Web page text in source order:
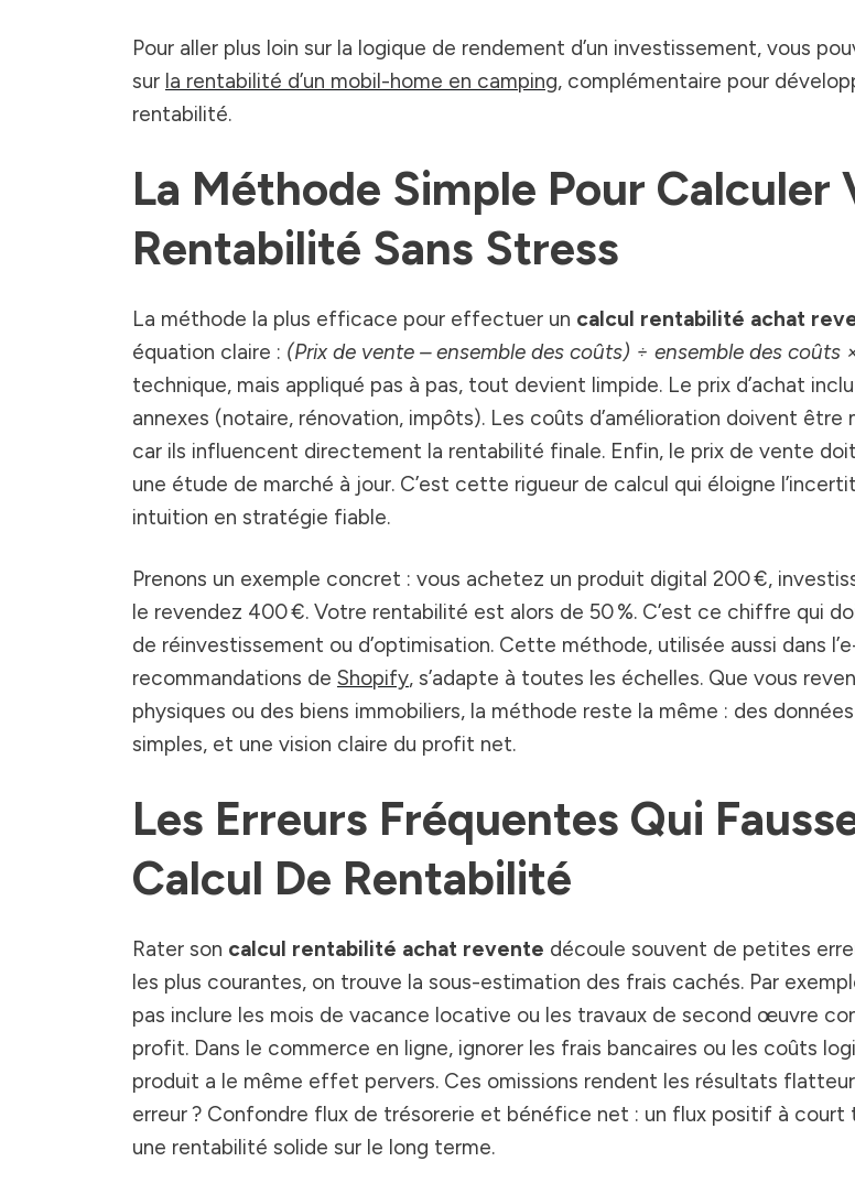
Pour aller plus loin sur la logique de rendement d’un investissement, vous
sur la rentabilité d’un mobil-home en camping, complémentaire pour
rentabilité.
La Méthode Simple Pour Calculer
Rentabilité Sans Stress
La méthode la plus efficace pour effectuer un calcul rentabilité achat
équation claire : (Prix de vente – ensemble des coûts) ÷ ensemble des coûts
technique, mais appliqué pas à pas, tout devient limpide. Le prix d’achat
annexes (notaire, rénovation, impôts). Les coûts d’amélioration doivent
car ils influencent directement la rentabilité finale. Enfin, le prix de vente
une étude de marché à jour. C’est cette rigueur de calcul qui éloigne
intuition en stratégie fiable.
Prenons un exemple concret : vous achetez un produit digital 200 €,
le revendez 400 €. Votre rentabilité est alors de 50 %. C’est ce chiffre qui
de réinvestissement ou d’optimisation. Cette méthode, utilisée aussi dans
recommandations de Shopify, s’adapte à toutes les échelles. Que vous
physiques ou des biens immobiliers, la méthode reste la même : des
simples, et une vision claire du profit net.
Les Erreurs Fréquentes Qui
Calcul De Rentabilité
Rater son calcul rentabilité achat revente découle souvent de petites
les plus courantes, on trouve la sous-estimation des frais cachés. Par
pas inclure les mois de vacance locative ou les travaux de second œuvre
profit. Dans le commerce en ligne, ignorer les frais bancaires ou les coûts
produit a le même effet pervers. Ces omissions rendent les résultats
erreur ? Confondre flux de trésorerie et bénéfice net : un flux positif à court
une rentabilité solide sur le long terme.